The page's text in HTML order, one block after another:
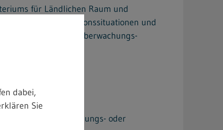
für Ländlichen Raum und
bei Notfallexpositionssituationen und
und Überwachungs-
Strahlenpass)
durch genehmigungs- oder
dabei,
Sie